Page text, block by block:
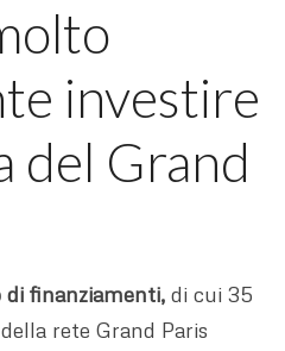
investire
del Grand
finanziamenti, di cui 35
rete Grand Paris